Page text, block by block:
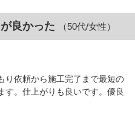
良かった （50代/女性）
り依頼から施工完了まで最短の
す。仕上がりも良いです。優良